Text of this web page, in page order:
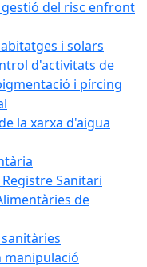
del risc enfront
i solars
d'activitats de
i pírcing
la xarxa d'aigua
Sanitari
de
manipulació